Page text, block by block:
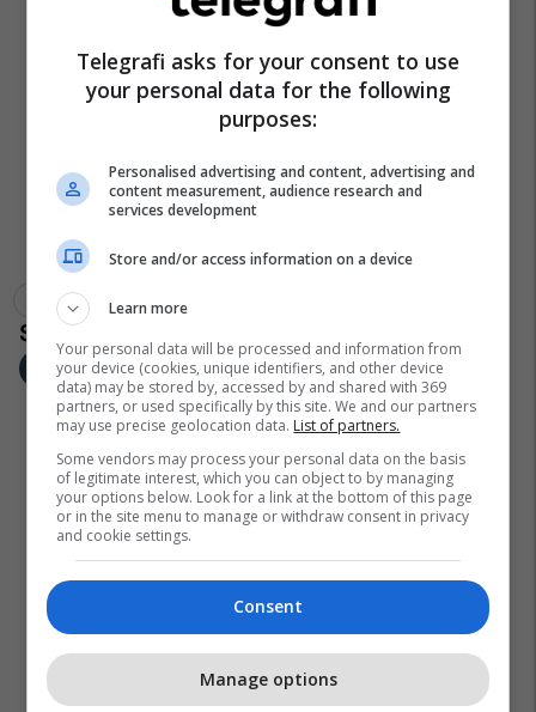
Aksidenti
Telegrafi asks for your consent to use
your personal data for the following
purposes:
Personalised advertising and content, advertising and
content measurement, audience research and
services development
Store and/or access information on a device
Learn more
Your personal data will be processed and information from
your device (cookies, unique identifiers, and other device
data) may be stored by, accessed by and shared with 369
partners, or used specifically by this site. We and our partners
may use precise geolocation data. List of partners.
Some vendors may process your personal data on the basis
of legitimate interest, which you can object to by managing
your options below. Look for a link at the bottom of this page
or in the site menu to manage or withdraw consent in privacy
and cookie settings.
Consent
Manage options